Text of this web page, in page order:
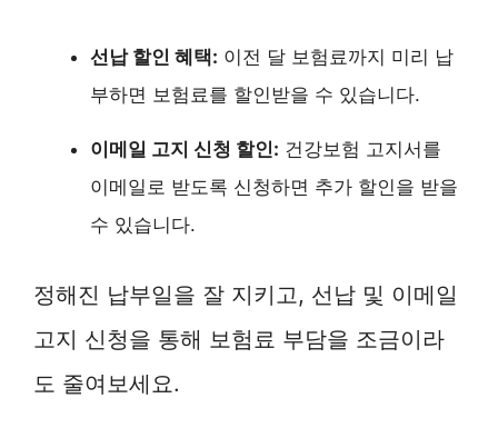
선납 할인 혜택: 이전 달 보험료까지 미리 납
부하면 보험료를 할인받을 수 있습니다.
이메일 고지 신청 할인: 건강보험 고지서를
이메일로 받도록 신청하면 추가 할인을 받을
수 있습니다.
정해진 납부일을 잘 지키고, 선납 및 이메일
고지 신청을 통해 보험료 부담을 조금이라
도 줄여보세요.